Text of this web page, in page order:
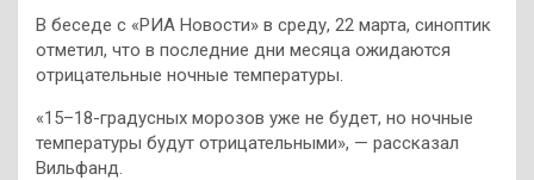
В беседе с «РИА Новости» в среду, 22 марта, синоптик
отметил, что в последние дни месяца ожидаются
отрицательные ночные температуры.
«15–18-градусных морозов уже не будет, но ночные
температуры будут отрицательными», — рассказал
Вильфанд.